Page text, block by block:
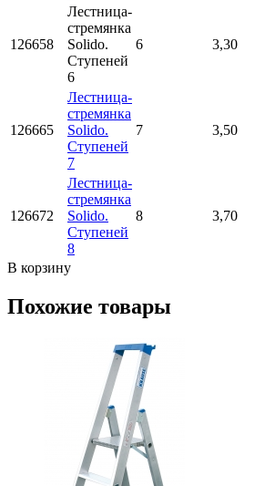
126658
Лестница-
стремянка
Solido.
Ступеней
6
6 3,30
126665
Лестница-
стремянка
Solido.
Ступеней
7
7 3,50
126672
Лестница-
стремянка
Solido.
Ступеней
8
8 3,70
В корзину
Похожие товары